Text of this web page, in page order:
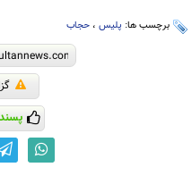
برچسب ها: پلیس ، حجاب